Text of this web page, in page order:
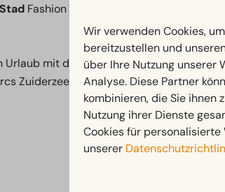
Fashion Outlet Lelystad shoppen.
Urlaub mit der ganzen Familie, bei dem
Zuiderzee!
Badezimmer
Wir verwenden Cookies,
bereitzustellen und
über Ihre Nutzung unserer
Analyse. Diese Partner
kombinieren, die Sie ihnen
Nutzung ihrer Dienste
Cookies für
unserer